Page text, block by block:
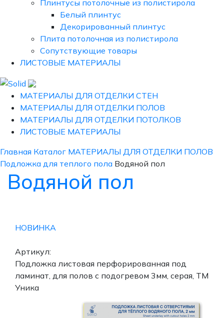
Плинтусы потолочные из полистирола
Белый плинтус
Декорированный плинтус
Плита потолочная из полистирола
Сопутствующие товары
ЛИСТОВЫЕ МАТЕРИАЛЫ
МАТЕРИАЛЫ ДЛЯ ОТДЕЛКИ СТЕН
МАТЕРИАЛЫ ДЛЯ ОТДЕЛКИ ПОЛОВ
МАТЕРИАЛЫ ДЛЯ ОТДЕЛКИ ПОТОЛКОВ
ЛИСТОВЫЕ МАТЕРИАЛЫ
Главная Каталог МАТЕРИАЛЫ ДЛЯ ОТДЕЛКИ ПОЛОВ
Подложка для теплого пола Водяной пол
Водяной пол
НОВИНКА
Артикул:
Подложка листовая перфорированная под
ламинат, для полов с подогревом 3мм, серая, ТМ
Уника